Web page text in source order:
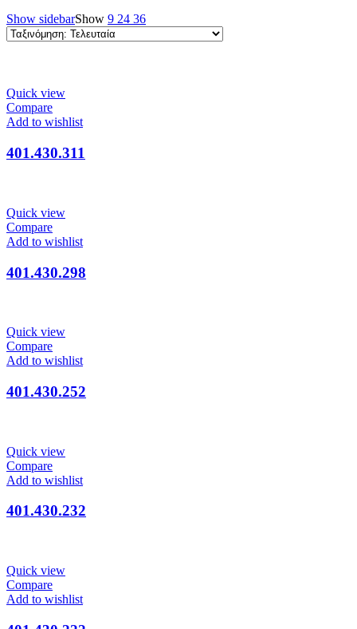
Show sidebarShow 9 24 36
Quick view
Compare
Add to wishlist
401.430.311
Quick view
Compare
Add to wishlist
401.430.298
Quick view
Compare
Add to wishlist
401.430.252
Quick view
Compare
Add to wishlist
401.430.232
Quick view
Compare
Add to wishlist